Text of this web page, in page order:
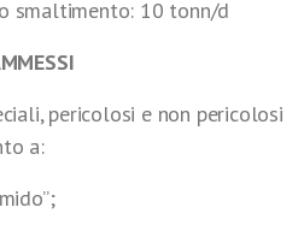
smaltimento: 10 tonn/d
pericolosi e non pericolosi
a: